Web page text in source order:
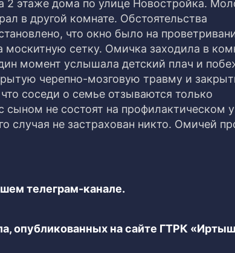
2 этаже дома по улице Новостройка.
в другой комнате. Обстоятельства
что окно было на
сетку. Омичка заходила в
момент услышала детский плач и
черепно-мозговую травму и
соседи о семье отзываются только
не состоят на профилактическом
случая не застрахован никто. Омичей
телеграм-канале.
опубликованных на сайте ГТРК